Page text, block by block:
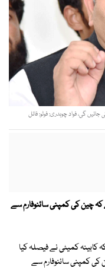
کہ چین کی کمپنی سائنوفارم سے
کابینہ کمیٹی نے فیصلہ کیا
کی کمپنی سائنوفارم سے